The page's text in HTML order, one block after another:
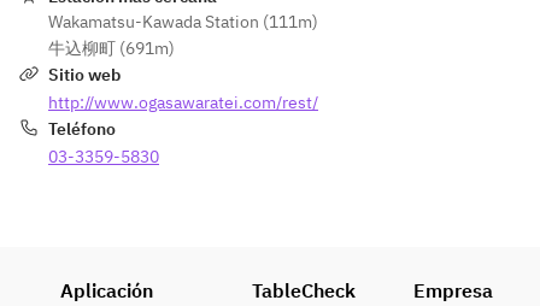
Wakamatsu-Kawada Station (111m)
牛込柳町 (691m)
Sitio web
http://www.ogasawaratei.com/rest/
Teléfono
03-3359-5830
Aplicación
TableCheck Empresa